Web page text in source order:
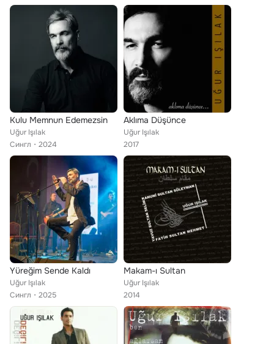
Kulu Memnun Edemezsin
Uğur Işılak
Сингл
2024
Aklıma Düşünce
Uğur Işılak
2017
Yüreğim Sende Kaldı
Uğur Işılak
Сингл
2025
Makam-ı Sultan
Uğur Işılak
2014